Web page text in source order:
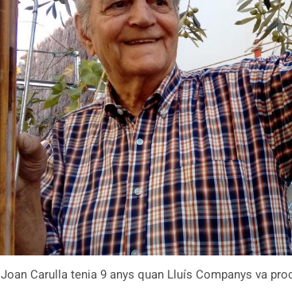
Joan Carulla tenia 9 anys quan Lluís Companys va